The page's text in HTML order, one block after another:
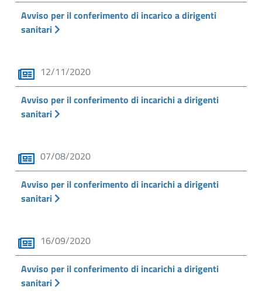
Avviso per il conferimento di incarico a dirigenti
sanitari
12/11/2020
Avviso per il conferimento di incarichi a dirigenti
sanitari
07/08/2020
Avviso per il conferimento di incarichi a dirigenti
sanitari
16/09/2020
Avviso per il conferimento di incarichi a dirigenti
sanitari